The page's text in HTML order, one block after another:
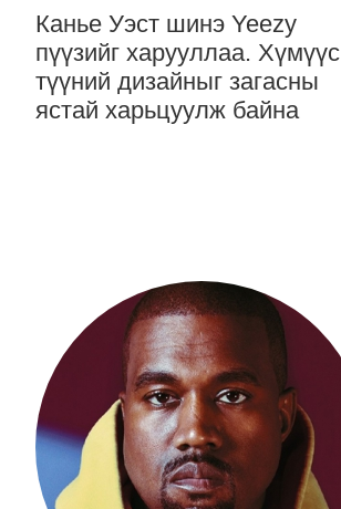
Канье Уэст шинэ Yeezy
пүүзийг харууллаа. Хүмүүс
түүний дизайныг загасны
ястай харьцуулж байна